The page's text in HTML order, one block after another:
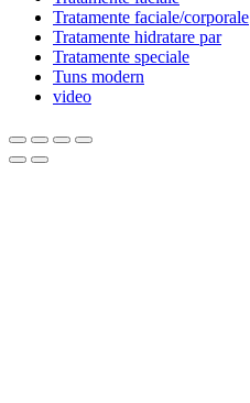
Tratamente faciale/corporale
Tratamente hidratare par
Tratamente speciale
Tuns modern
video